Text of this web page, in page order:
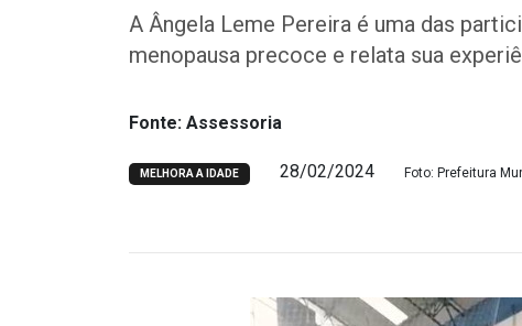
A Ângela Leme Pereira é uma das
menopausa precoce e relata sua
Fonte: Assessoria
MELHORA A IDADE 28/02/2024 Foto: Prefeitura